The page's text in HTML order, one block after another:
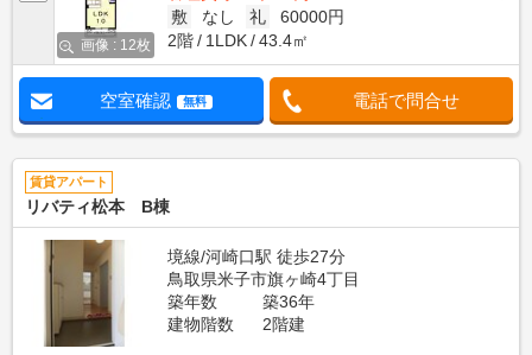
画像 : 12枚
敷
なし 礼
60000円
2階
1LDK 43.4㎡
空室確認 無料 電話で問合せ
賃貸アパート
リバティ松本 B棟
境線/河崎口駅 徒歩27分
鳥取県米子市旗ヶ崎4丁目
築年数
築36年
建物階数
2階建